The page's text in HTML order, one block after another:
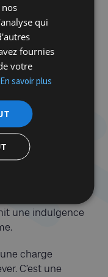
, Dirk Voorhoof,
et membre
de Gand
surtout au
auprès de
suite à l’envoi de
relativisent ou
à d’autres
osé le faire si
LGBTQ+.
la
une indulgence
charge
C’est une
qui
fournies
votre
En savoir plus